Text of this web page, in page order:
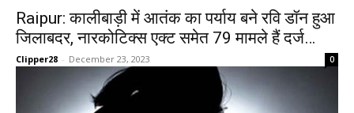
Raipur: कालीबाड़ी में आतंक का पर्याय बने रवि डॉन हुआ
जिलाबदर, नारकोटिक्स एक्ट समेत 79 मामले हैं दर्ज…
Clipper28 - December 23, 2023 0